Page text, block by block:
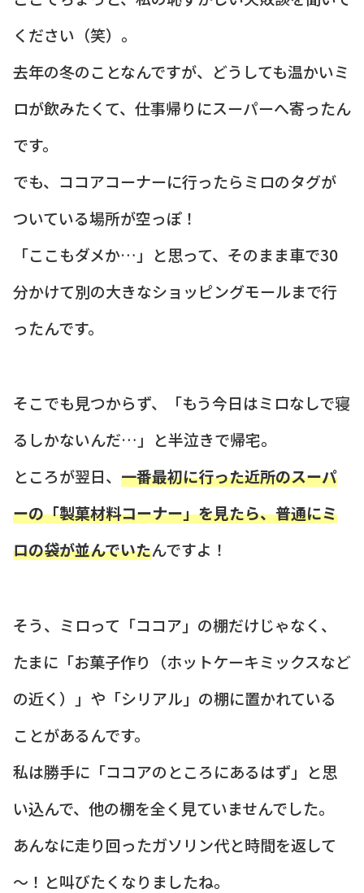
ください（笑）。
去年の冬のことなんですが、どうしても温かいミ
ロが飲みたくて、仕事帰りにスーパーへ寄ったん
です。
でも、ココアコーナーに行ったらミロのタグが
ついている場所が空っぽ！
「ここもダメか…」と思って、そのまま車で30
分かけて別の大きなショッピングモールまで行
ったんです。
そこでも見つからず、「もう今日はミロなしで寝
るしかないんだ…」と半泣きで帰宅。
ところが翌日、 一番最初に行った近所のスーパ
ーの「製菓材料コーナー」を見たら、普通にミ
ロの袋が並んでいたんですよ！
そう、ミロって「ココア」の棚だけじゃなく、
たまに「お菓子作り（ホットケーキミックスなど
の近く）」や「シリアル」の棚に置かれている
ことがあるんです。
私は勝手に「ココアのところにあるはず」と思
い込んで、他の棚を全く見ていませんでした。
あんなに走り回ったガソリン代と時間を返して
～！と叫びたくなりましたね。